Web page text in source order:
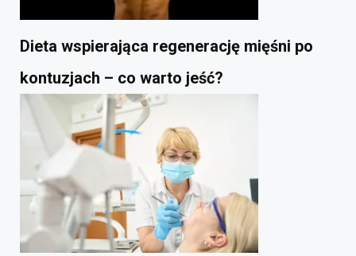
Dieta wspierająca regenerację mięśni po
kontuzjach – co warto jeść?